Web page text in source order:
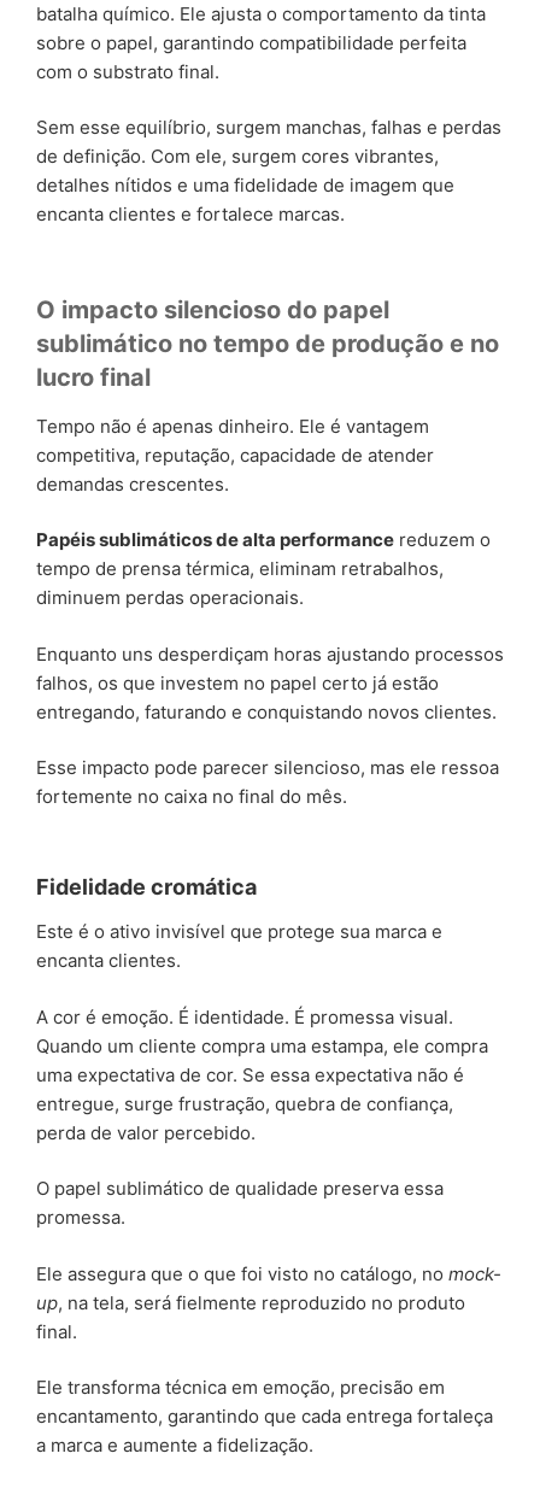
batalha químico. Ele ajusta o comportamento da tinta
sobre o papel, garantindo compatibilidade perfeita
com o substrato final.
Sem esse equilíbrio, surgem manchas, falhas e perdas
de definição. Com ele, surgem cores vibrantes,
detalhes nítidos e uma fidelidade de imagem que
encanta clientes e fortalece marcas.
O impacto silencioso do papel
sublimático no tempo de produção e no
lucro final
Tempo não é apenas dinheiro. Ele é vantagem
competitiva, reputação, capacidade de atender
demandas crescentes.
Papéis sublimáticos de alta performance reduzem o
tempo de prensa térmica, eliminam retrabalhos,
diminuem perdas operacionais.
Enquanto uns desperdiçam horas ajustando processos
falhos, os que investem no papel certo já estão
entregando, faturando e conquistando novos clientes.
Esse impacto pode parecer silencioso, mas ele ressoa
fortemente no caixa no final do mês.
Fidelidade cromática
Este é o ativo invisível que protege sua marca e
encanta clientes.
A cor é emoção. É identidade. É promessa visual.
Quando um cliente compra uma estampa, ele compra
uma expectativa de cor. Se essa expectativa não é
entregue, surge frustração, quebra de confiança,
perda de valor percebido.
O papel sublimático de qualidade preserva essa
promessa.
Ele assegura que o que foi visto no catálogo, no mock-
up, na tela, será fielmente reproduzido no produto
final.
Ele transforma técnica em emoção, precisão em
encantamento, garantindo que cada entrega fortaleça
a marca e aumente a fidelização.